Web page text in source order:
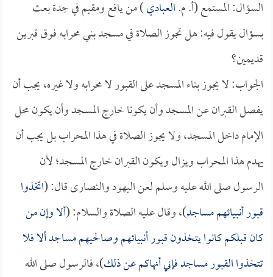
السؤال: المستمع (أ. م.العبادي) من يافع ومقيم في جدة بعث
بسؤال يقول فيه: هل تجوز الصلاة في مسجد بني محرابه فوق قبرين
قديمين؟
الجواب: لا يجوز بناء المسجد على القبور لا محرابه ولا غيره، يجب أن
يفصل القبران عن المسجد وأن يكونا خارج المسجد وأن يكون محل
الإمام داخل المسجد، ولا يجوز الصلاة في هذا المحراب بل يجب أن
يهدم هذا المحراب ويزال ويكون القبران خارج المسجد؛ لأن
الرسول صلى الله عليه وسلم لعن اليهود والنصارى قال: (اتخذوا
قبور أنبيائهم مساجد)، وقال عليه الصلاة والسلام: (ألا وإن من
كان قبلكم كانوا يتخذون قبور أنبيائهم وصالحيهم مساجد ألا فلا
تتخذوا القبور مساجد فإني أنهاكم عن ذلك)، فالرسول صلى الله